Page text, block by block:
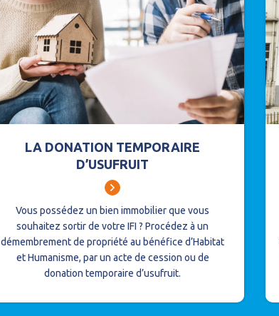
LA DONATION TEMPORAIRE
D’USUFRUIT
Vous possédez un bien immobilier que vous
souhaitez sortir de votre IFI ? Procédez à un
démembrement de propriété au bénéfice d’Habitat
et Humanisme, par un acte de cession ou de
donation temporaire d’usufruit.